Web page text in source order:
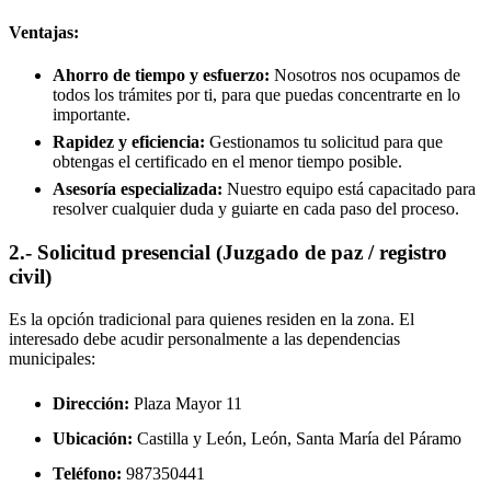
Ventajas:
Ahorro de tiempo y esfuerzo: Nosotros nos ocupamos de
todos los trámites por ti, para que puedas concentrarte en lo
importante.
Rapidez y eficiencia: Gestionamos tu solicitud para que
obtengas el certificado en el menor tiempo posible.
Asesoría especializada: Nuestro equipo está capacitado para
resolver cualquier duda y guiarte en cada paso del proceso.
2.- Solicitud presencial (Juzgado de paz / registro
civil)
Es la opción tradicional para quienes residen en la zona. El
interesado debe acudir personalmente a las dependencias
municipales:
Dirección: Plaza Mayor 11
Ubicación: Castilla y León, León, Santa María del Páramo
Teléfono: 987350441